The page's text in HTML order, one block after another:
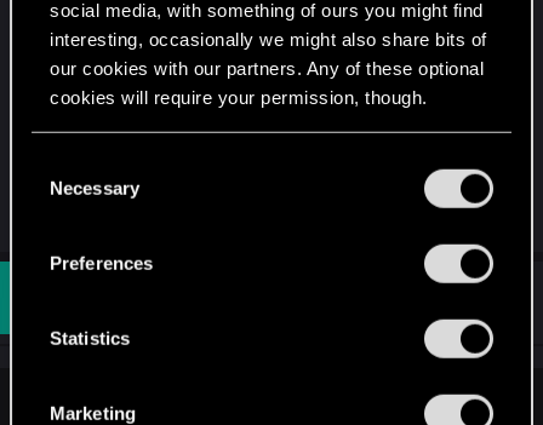
social media, with something of ours you might find
interesting, occasionally we might also share bits of
our cookies with our partners. Any of these optional
cookies will require your permission, though.
and tweak your preferences regarding them in the
Necessary
Preferences
Statistics
Marketing
Bonjour,
Non les implants n'ont pas de niveaux et n'évolue
pas.
Il faut juste avoir suffisamment de réputation pour
pouvoir les acheter.
Schirvalla said: